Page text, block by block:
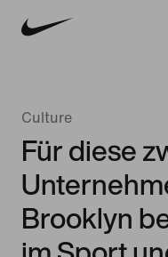
Athletinnen* und
Für diese
Brooklyn
Culture